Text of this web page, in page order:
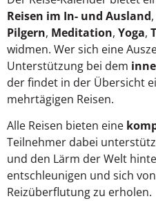
Reisen im In- und Ausland
Pilgern, Meditation, Yoga,
widmen. Wer sich eine
Unterstützung bei dem
der findet in der Übersicht
mehrtägigen Reisen.
Alle Reisen bieten eine
Teilnehmer dabei
und den Lärm der Welt
entschleunigen und sich
Reizüberflutung zu erholen.